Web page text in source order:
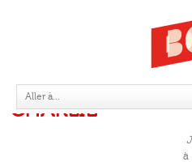
Aller à...
10 JANVIER 2015
CHARLIE